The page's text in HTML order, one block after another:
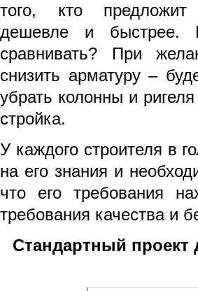
того, кто предложит
дешевле и
сравнивать? При
снизить арматуру –
убрать колонны и
стройка.
У каждого строителя в
на его знания и
что его требования
требования качества и
Стандартный